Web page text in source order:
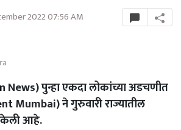
2022 07:56 AM
News) पुन्हा एकदा लोकांच्या अडचणीत
Mumbai) ने गुरुवारी राज्यातील
केली आहे.